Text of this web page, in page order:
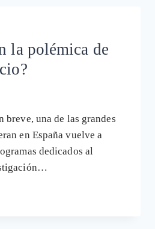
la polémica de
breve, una de las grandes
en España vuelve a
dedicados al